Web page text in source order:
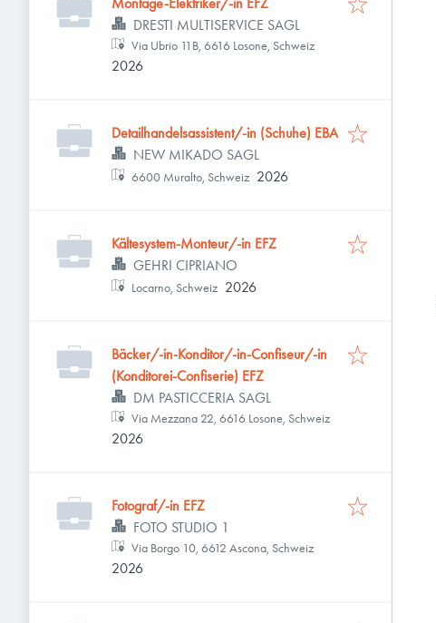
DRESTI MULTISERVICE SAGL
Via Ubrio 11B, 6616 Losone, Schweiz
2026
Detailhandelsassistent/-in (Schuhe) EBA
NEW MIKADO SAGL
6600 Muralto, Schweiz 2026
Kältesystem-Monteur/-in EFZ
GEHRI CIPRIANO
Locarno, Schweiz 2026
Bäcker/-in-Konditor/-in-Confiseur/-in
(Konditorei-Confiserie) EFZ
DM PASTICCERIA SAGL
Via Mezzana 22, 6616 Losone, Schweiz
2026
Fotograf/-in EFZ
FOTO STUDIO 1
Via Borgo 10, 6612 Ascona, Schweiz
2026